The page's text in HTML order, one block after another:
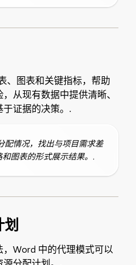
、图表和关键指标，帮助
从现有数据中提供清晰、
证据的决策。.
配情况，找出与项目需求差
图表的形式展示结果。.
划
Word 中的代理模式可以